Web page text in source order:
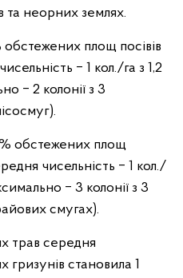
та неорних землях.
площ посівів
‒ 1 кол./га з 1,2
‒ 2 колонії з 3
обстежених площ
чисельність ‒ 1 кол./
‒ 3 колонії з 3
смугах).
трав середня
гризунів становила 1